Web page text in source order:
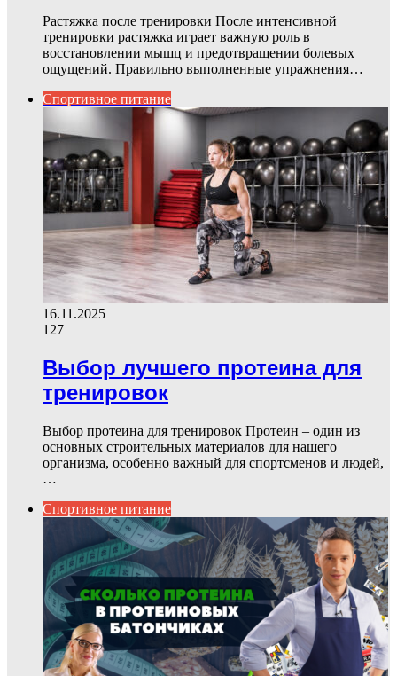
Растяжка после тренировки После интенсивной
тренировки растяжка играет важную роль в
восстановлении мышц и предотвращении болевых
ощущений. Правильно выполненные упражнения…
Спортивное питание
16.11.2025
127
Выбор лучшего протеина для
тренировок
Выбор протеина для тренировок Протеин – один из
основных строительных материалов для нашего
организма, особенно важный для спортсменов и людей,
…
Спортивное питание